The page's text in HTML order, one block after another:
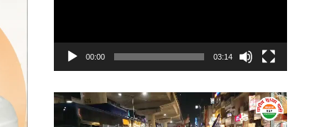
00:00 03:14
Video
Player